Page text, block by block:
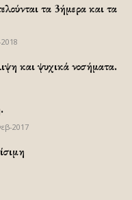
τα 3ήμερα και τα
και ψυχικά νοσήματα.
2017